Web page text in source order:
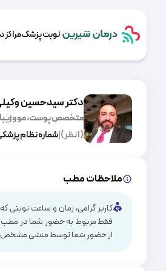
نوبت پزشکمراکز
دکتر سیدحسین
متخصص پوست، مو و
(
1نظر) شماره نظام
ملاحظات مطب
کاربر گرامی، زمان و ساعت نوبتی
فقط مربوط به حضور شما در
از حضور شما توسط منشی